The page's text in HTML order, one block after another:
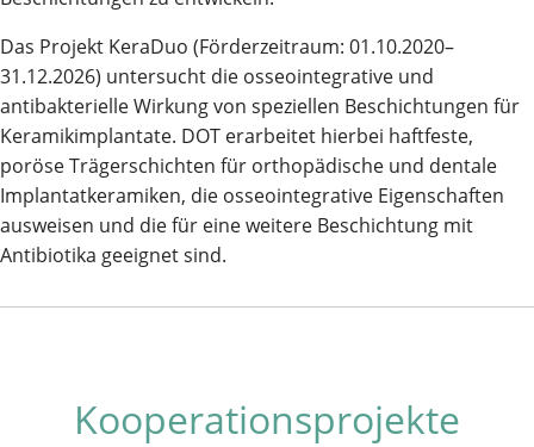
Das Projekt KeraDuo (Förderzeitraum: 01.10.2020–
31.12.2026) untersucht die osseointegrative und
antibakterielle Wirkung von speziellen Beschichtungen für
Keramikimplantate. DOT erarbeitet hierbei haftfeste,
poröse Trägerschichten für orthopädische und dentale
Implantatkeramiken, die osseointegrative Eigenschaften
ausweisen und die für eine weitere Beschichtung mit
Antibiotika geeignet sind.
Kooperationsprojekte